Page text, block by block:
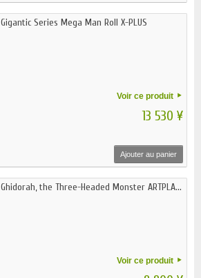
Gigantic Series Mega Man Roll X-PLUS
Voir ce produit
13 530 ¥
Ajouter au panier
Ghidorah, the Three-Headed Monster ARTPLA...
Voir ce produit